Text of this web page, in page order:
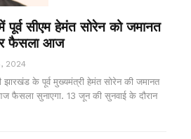
पूर्व सीएम हेमंत सोरेन को जमानत
फैसला आज
2024
के पूर्व मुख्यमंत्री हेमंत सोरेन की जमानत
फैसला सुनाएगा. 13 जून की सुनवाई के दौरान